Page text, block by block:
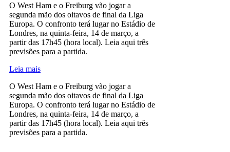
O West Ham e o Freiburg vão jogar a
segunda mão dos oitavos de final da Liga
Europa. O confronto terá lugar no Estádio de
Londres, na quinta-feira, 14 de março, a
partir das 17h45 (hora local). Leia aqui três
previsões para a partida.
Leia mais
O West Ham e o Freiburg vão jogar a
segunda mão dos oitavos de final da Liga
Europa. O confronto terá lugar no Estádio de
Londres, na quinta-feira, 14 de março, a
partir das 17h45 (hora local). Leia aqui três
previsões para a partida.